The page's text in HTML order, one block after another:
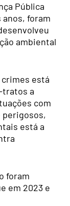
Pública
foram
ambiental
crimes está
tratos a
com
está a
foram
em 2023 e